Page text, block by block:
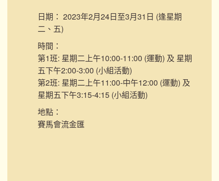
日期： 2023年2月24日至3月31日 (逢星期
二、五)
時間：
第1班: 星期二上午10:00-11:00 (運動) 及 星期
五下午2:00-3:00 (小組活動)
第2班: 星期二上午11:00-中午12:00 (運動) 及
星期五下午3:15-4:15 (小組活動)
地點：
賽馬會流金匯